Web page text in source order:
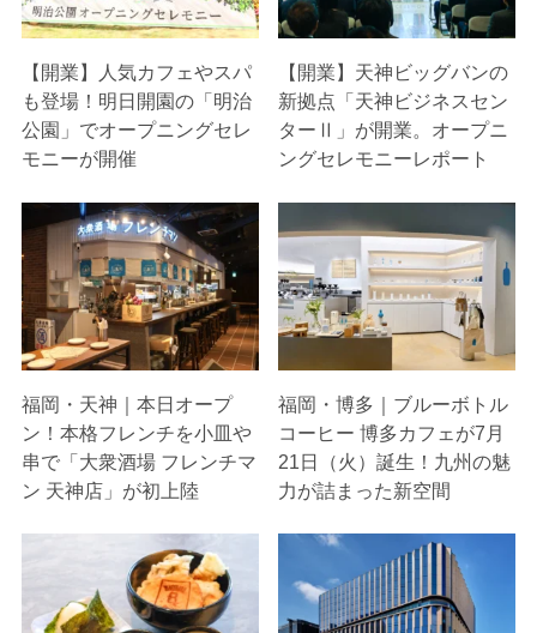
【開業】人気カフェやスパ
も登場！明日開園の「明治
公園」でオープニングセレ
モニーが開催
【開業】天神ビッグバンの
新拠点「天神ビジネスセン
ターⅡ」が開業。オープニ
ングセレモニーレポート
福岡・天神｜本日オープ
ン！本格フレンチを小皿や
串で「大衆酒場 フレンチマ
ン 天神店」が初上陸
福岡・博多｜ブルーボトル
コーヒー 博多カフェが7月
21日（火）誕生！九州の魅
力が詰まった新空間